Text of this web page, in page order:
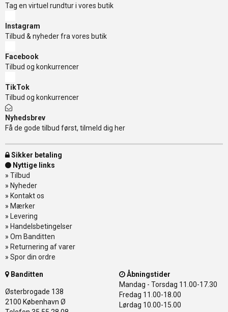
Tag en virtuel rundtur i vores butik
Instagram
Tilbud & nyheder fra vores butik
Facebook
Tilbud og konkurrencer
TikTok
Tilbud og konkurrencer
Nyhedsbrev
Få de gode tilbud først, tilmeld dig her
Sikker betaling
Nyttige links
» Tilbud
» Nyheder
» Kontakt os
» Mærker
» Levering
» Handelsbetingelser
» Om Banditten
» Returnering af varer
» Spor din ordre
Banditten
Østerbrogade 138
2100 København Ø
Åbningstider
Mandag - Torsdag 11.00-17.30
Fredag 11.00-18.00
Lørdag 10.00-15.00